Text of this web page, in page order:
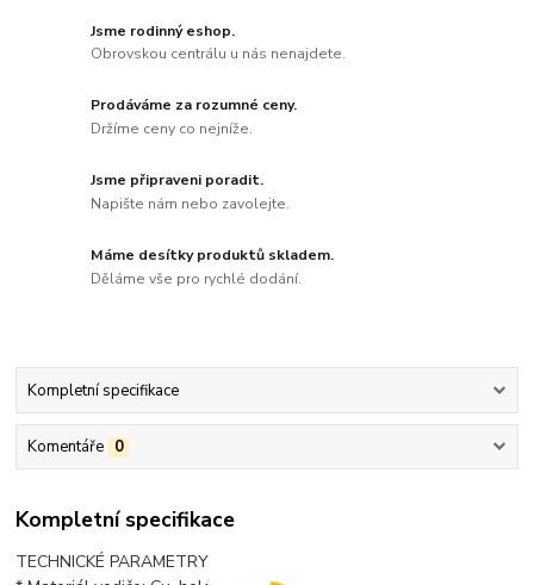
Jsme rodinný eshop.
Obrovskou centrálu u nás nenajdete.
Prodáváme za rozumné ceny.
Držíme ceny co nejníže.
Jsme připraveni poradit.
Napište nám nebo zavolejte.
Máme desítky produktů skladem.
Děláme vše pro rychlé dodání.
Kompletní specifikace
Komentáře 0
Kompletní specifikace
TECHNICKÉ PARAMETRY